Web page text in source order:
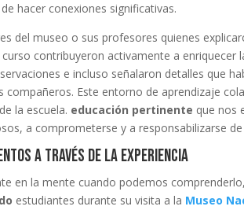
hacer conexiones significativas.
del museo o sus profesores quienes
contribuyeron activamente a enriquecer
e incluso señalaron detalles que
compañeros. Este entorno de aprendizaje
la escuela. educación pertinente que nos
a comprometerse y a responsabilizarse
a través de la experiencia
en la mente cuando podemos
estudiantes durante su visita a la Museo